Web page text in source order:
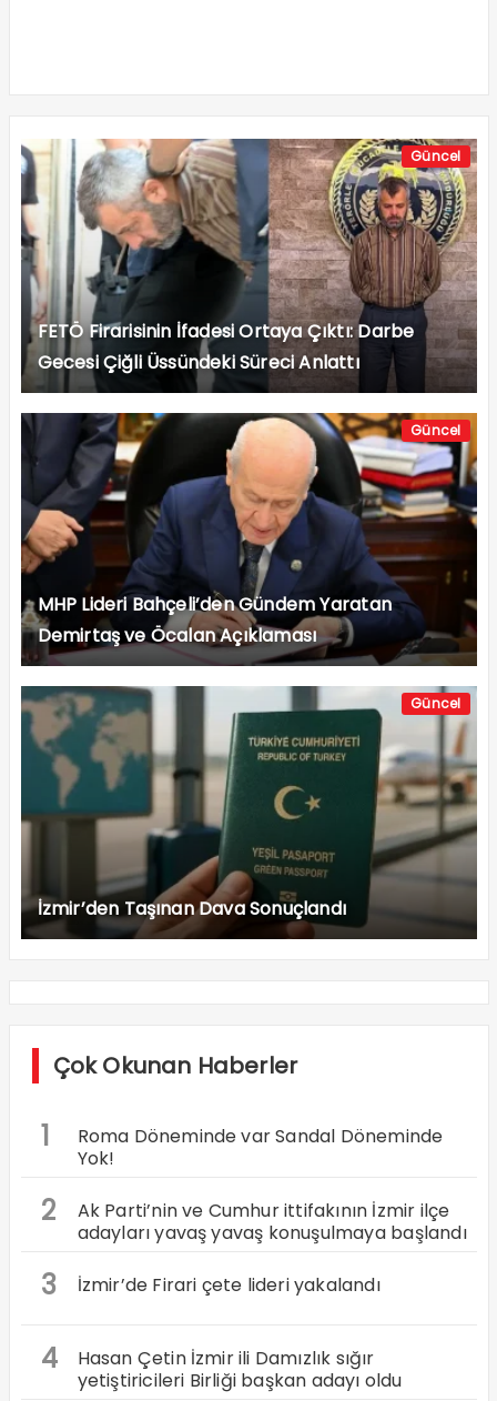
Güncel
FETÖ Firarisinin İfadesi Ortaya Çıktı: Darbe
Gecesi Çiğli Üssündeki Süreci Anlattı
Güncel
MHP Lideri Bahçeli’den Gündem Yaratan
Demirtaş ve Öcalan Açıklaması
Güncel
İzmir’den Taşınan Dava Sonuçlandı
Çok Okunan Haberler
1
Roma Döneminde var Sandal Döneminde
Yok!
2
Ak Parti’nin ve Cumhur ittifakının İzmir ilçe
adayları yavaş yavaş konuşulmaya başlandı
3 İzmir’de Firari çete lideri yakalandı
4
Hasan Çetin İzmir ili Damızlık sığır
yetiştiricileri Birliği başkan adayı oldu